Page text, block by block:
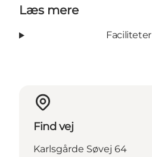
Læs mere
Faciliteter
Find vej
Karlsgårde Søvej 64